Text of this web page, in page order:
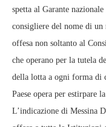
spetta al Garante
consigliere del nome di un
offesa non soltanto al
che operano per la tutela
della lotta a ogni forma di
Paese opera per estirpare
L’indicazione di Messina